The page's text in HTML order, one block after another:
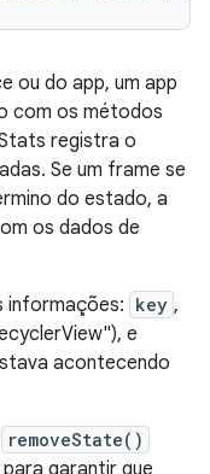
ou do app, um app
com os métodos
registra o
Se um frame se
do estado, a
os dados de
informações: key ,
e
acontecendo
removeState()
garantir que